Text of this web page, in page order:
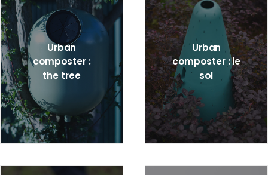
Urban
composter :
the tree
Urban
composter : le
sol